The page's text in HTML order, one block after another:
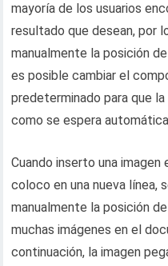
mayoría de los usuarios
resultado que desean, por
manualmente la posición
es posible cambiar el
predeterminado para que
como se espera
Cuando inserto una
coloco en una nueva línea,
manualmente la posición
muchas imágenes en el
continuación, la imagen